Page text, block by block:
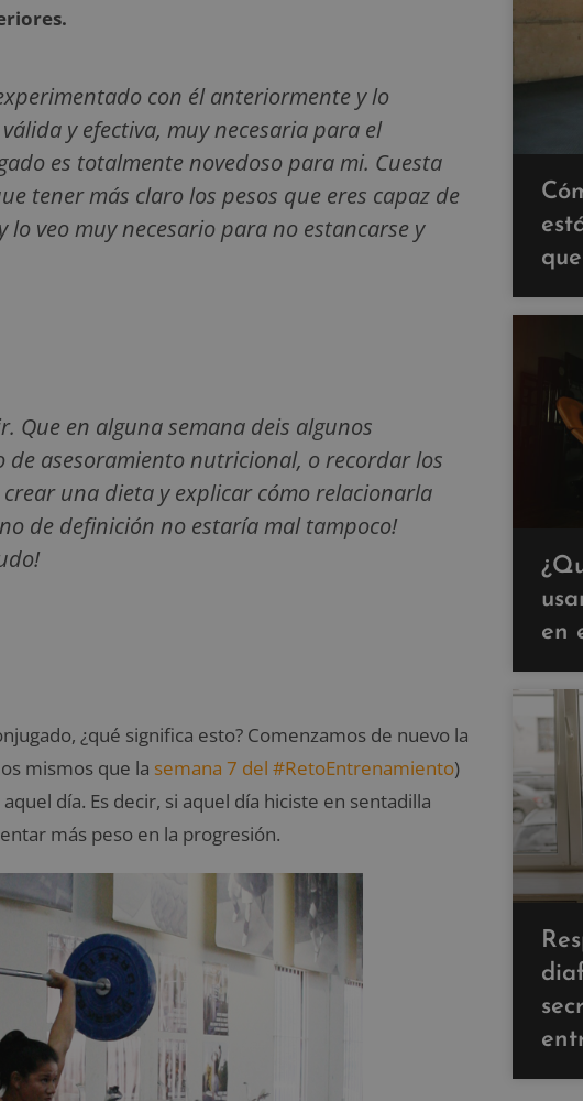
con él anteriormente y lo
y efectiva, muy necesaria para el
es totalmente novedoso para mi. Cuesta
tener más claro los pesos que eres capaz de
veo muy necesario para no estancarse y
Que en alguna semana deis algunos
de asesoramiento nutricional, o recordar los
una dieta y explicar cómo relacionarla
de definición no estaría mal tampoco!
¿qué significa esto? Comenzamos de nuevo la
mismos que la semana 7 del #RetoEntrenamiento)
día. Es decir, si aquel día hiciste en sentadilla
más peso en la progresión.
en